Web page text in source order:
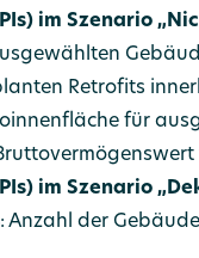
im Szenario
Retrofits
für
im Szenario
: Anzahl der